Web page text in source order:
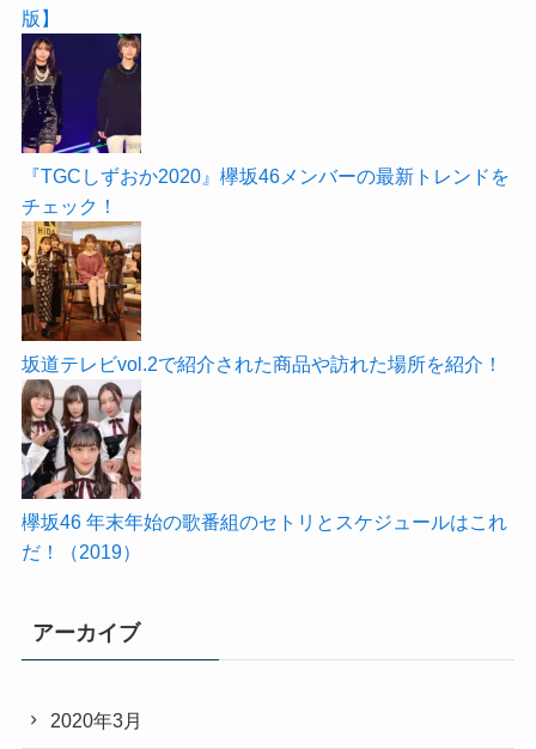
版】
『TGCしずおか2020』欅坂46メンバーの最新トレンドを
チェック！
坂道テレビvol.2で紹介された商品や訪れた場所を紹介！
欅坂46 年末年始の歌番組のセトリとスケジュールはこれ
だ！（2019）
アーカイブ
2020年3月